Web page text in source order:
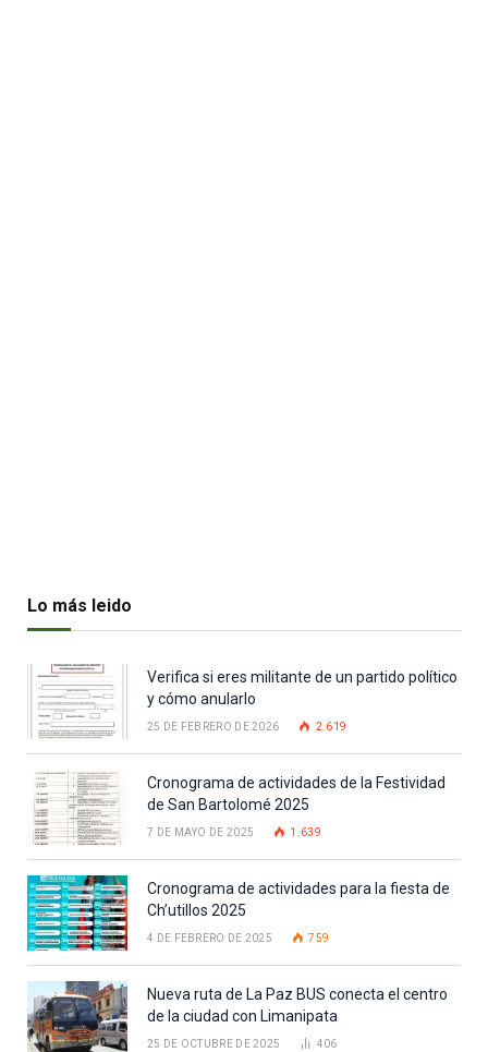
Lo más leido
Verifica si eres militante de un partido político
y cómo anularlo
25 DE FEBRERO DE 2026 2.619
Cronograma de actividades de la Festividad
de San Bartolomé 2025
7 DE MAYO DE 2025 1.639
Cronograma de actividades para la fiesta de
Ch’utillos 2025
4 DE FEBRERO DE 2025 759
Nueva ruta de La Paz BUS conecta el centro
de la ciudad con Limanipata
25 DE OCTUBRE DE 2025 406